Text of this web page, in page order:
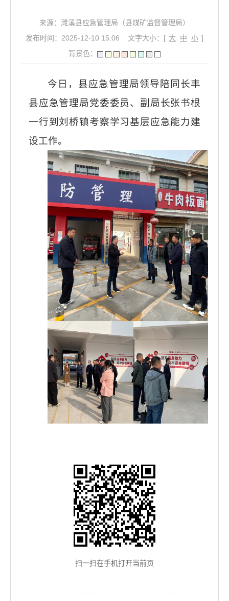
来源：濉溪县应急管理局（县煤矿监督管理局）
发布时间：2025-12-10 15:06
文字大小：[ 大 中 小 ]
背景色：
今日，县应急管理局领导陪同长丰
县应急管理局党委委员、副局长张书根
一行到刘桥镇考察学习基层应急能力建
设工作。
扫一扫在手机打开当前页